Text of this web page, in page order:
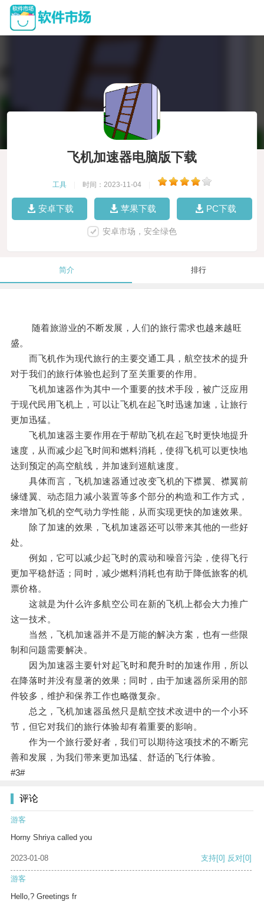
飞机加速器电脑版下载
工具 时间：2023-11-04
安卓下载 苹果下载 PC下载
安卓市场，安全绿色
简介 排行
随着旅游业的不断发展，人们的旅行需求也越来越旺
盛。
而飞机作为现代旅行的主要交通工具，航空技术的提升
对于我们的旅行体验也起到了至关重要的作用。
飞机加速器作为其中一个重要的技术手段，被广泛应用
于现代民用飞机上，可以让飞机在起飞时迅速加速，让旅行
更加迅猛。
飞机加速器主要作用在于帮助飞机在起飞时更快地提升
速度，从而减少起飞时间和燃料消耗，使得飞机可以更快地
达到预定的高空航线，并加速到巡航速度。
具体而言，飞机加速器通过改变飞机的下襟翼、襟翼前
缘缝翼、动态阻力减小装置等多个部分的构造和工作方式，
来增加飞机的空气动力学性能，从而实现更快的加速效果。
除了加速的效果，飞机加速器还可以带来其他的一些好
处。
例如，它可以减少起飞时的震动和噪音污染，使得飞行
更加平稳舒适；同时，减少燃料消耗也有助于降低旅客的机
票价格。
这就是为什么许多航空公司在新的飞机上都会大力推广
这一技术。
当然，飞机加速器并不是万能的解决方案，也有一些限
制和问题需要解决。
因为加速器主要针对起飞时和爬升时的加速作用，所以
在降落时并没有显著的效果；同时，由于加速器所采用的部
件较多，维护和保养工作也略微复杂。
总之，飞机加速器虽然只是航空技术改进中的一个小环
节，但它对我们的旅行体验却有着重要的影响。
作为一个旅行爱好者，我们可以期待这项技术的不断完
善和发展，为我们带来更加迅猛、舒适的飞行体验。
#3#
评论
游客
Horny Shriya called you
2023-01-08 支持[0] 反对[0]
游客
Hello,? Greetings fr